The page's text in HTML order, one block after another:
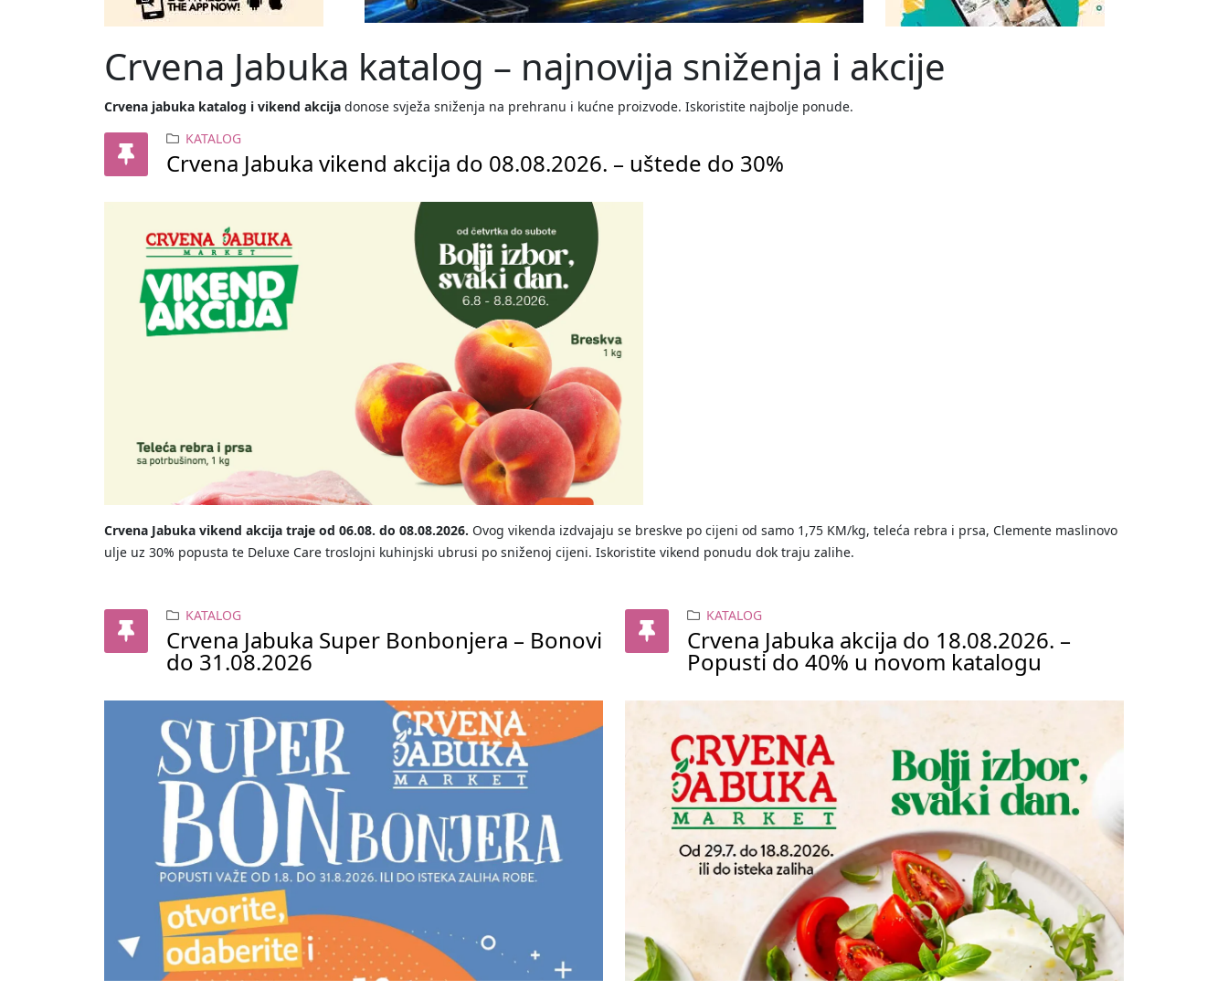
Crvena Jabuka katalog – najnovija sniženja i akcije
Crvena jabuka katalog i vikend akcija donose svježa sniženja na prehranu i kućne proizvode. Iskoristite najbolje ponude.
KATALOG
Crvena Jabuka vikend akcija do 08.08.2026. – uštede do 30%
Crvena Jabuka vikend akcija traje od 06.08. do 08.08.2026. Ovog vikenda izdvajaju se breskve po cijeni od samo 1,75 KM/kg, teleća rebra i prsa, Clemente maslinovo
ulje uz 30% popusta te Deluxe Care troslojni kuhinjski ubrusi po sniženoj cijeni. Iskoristite vikend ponudu dok traju zalihe.
KATALOG
Crvena Jabuka Super Bonbonjera – Bonovi
do 31.08.2026
KATALOG
Crvena Jabuka akcija do 18.08.2026. –
Popusti do 40% u novom katalogu